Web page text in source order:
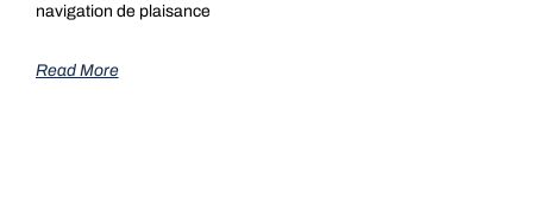
navigation de plaisance
Read More